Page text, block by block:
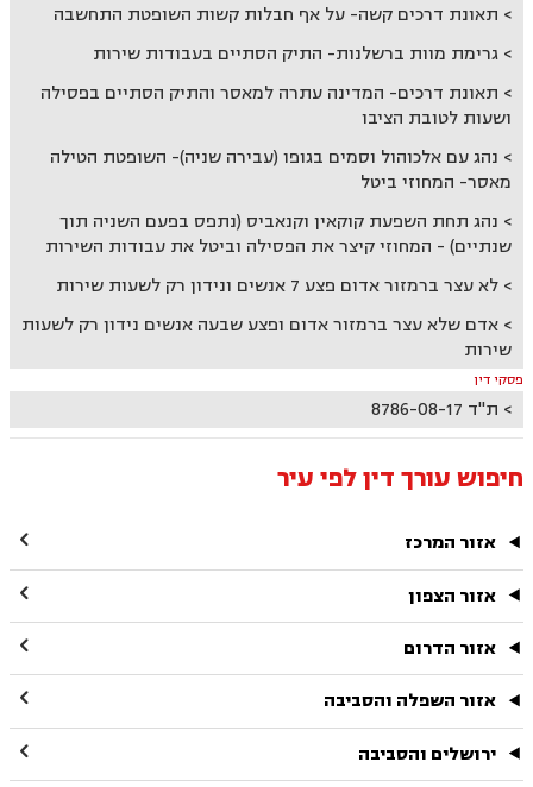
תאונת דרכים קשה- על אף חבלות קשות השופטת התחשבה
גרימת מוות ברשלנות- התיק הסתיים בעבודות שירות
תאונת דרכים- המדינה עתרה למאסר והתיק הסתיים בפסילה
ושעות לטובת הציבו
נהג עם אלכוהול וסמים בגופו (עבירה שניה)- השופטת הטילה
מאסר- המחוזי ביטל
נהג תחת השפעת קוקאין וקנאביס (נתפס בפעם השניה תוך
שנתיים) - המחוזי קיצר את הפסילה וביטל את עבודות השירות
לא עצר ברמזור אדום פצע 7 אנשים ונידון רק לשעות שירות
אדם שלא עצר ברמזור אדום ופצע שבעה אנשים נידון רק לשעות
שירות
פסקי דין
ת"ד 8786-08-17
חיפוש עורך דין לפי עיר
אזור המרכז 
אזור הצפון 
אזור הדרום 
אזור השפלה והסביבה 
ירושלים והסביבה 